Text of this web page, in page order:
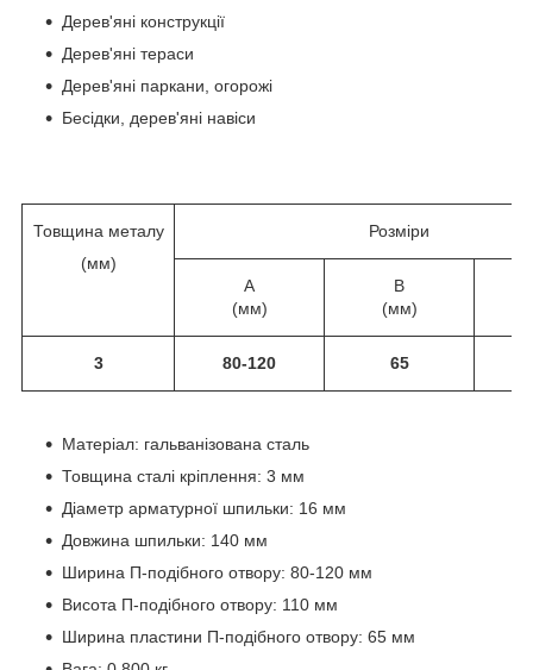
Дерев'яні конструкції
Дерев'яні тераси
Дерев'яні паркани, огорожі
Бесідки, дерев'яні навіси
Товщина металу
(мм)
Розміри
A
(мм)
B
(мм)
3 80-120 65
Матеріал: гальванізована сталь
Товщина сталі кріплення: 3 мм
Діаметр арматурної шпильки: 16 мм
Довжина шпильки: 140 мм
Ширина П-подібного отвору: 80-120 мм
Висота П-подібного отвору: 110 мм
Ширина пластини П-подібного отвору: 65 мм